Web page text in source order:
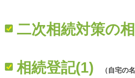
二次相続対策の
相続登記(1) （自宅の